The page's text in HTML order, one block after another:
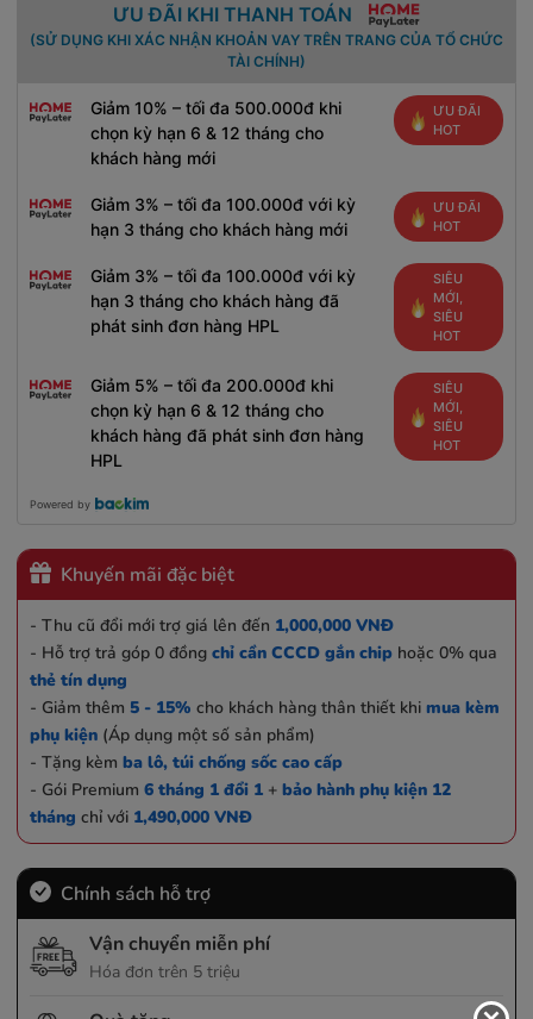
ƯU ĐÃI KHI THANH TOÁN
(SỬ DỤNG KHI XÁC NHẬN KHOẢN VAY TRÊN TRANG CỦA TỔ CHỨC
TÀI CHÍNH)
Giảm 10% – tối đa 500.000đ khi
chọn kỳ hạn 6 & 12 tháng cho
khách hàng mới
ƯU ĐÃI
HOT
Giảm 3% – tối đa 100.000đ với kỳ
hạn 3 tháng cho khách hàng mới
ƯU ĐÃI
HOT
Giảm 3% – tối đa 100.000đ với kỳ
hạn 3 tháng cho khách hàng đã
phát sinh đơn hàng HPL
SIÊU
MỚI,
SIÊU
HOT
Giảm 5% – tối đa 200.000đ khi
chọn kỳ hạn 6 & 12 tháng cho
khách hàng đã phát sinh đơn hàng
HPL
SIÊU
MỚI,
SIÊU
HOT
Powered by
Khuyến mãi đặc biệt
- Thu cũ đổi mới trợ giá lên đến 1,000,000 VNĐ
- Hỗ trợ trả góp 0 đồng chỉ cần CCCD gắn chip hoặc 0% qua
thẻ tín dụng
- Giảm thêm 5 - 15% cho khách hàng thân thiết khi mua kèm
phụ kiện (Áp dụng một số sản phẩm)
- Tặng kèm ba lô, túi chống sốc cao cấp
- Gói Premium 6 tháng 1 đổi 1 + bảo hành phụ kiện 12
tháng chỉ với 1,490,000 VNĐ
Chính sách hỗ trợ
Vận chuyển miễn phí
Hóa đơn trên 5 triệu